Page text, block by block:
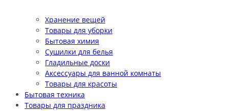
Хранение вещей
Товары для уборки
Бытовая химия
Сушилки для белья
Гладильные доски
Аксессуары для ванной комнаты
Товары для красоты
Бытовая техника
Товары для праздника